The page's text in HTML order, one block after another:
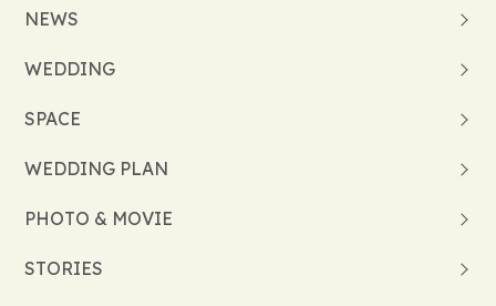
NEWS
WEDDING
SPACE
WEDDING PLAN
PHOTO & MOVIE
STORIES